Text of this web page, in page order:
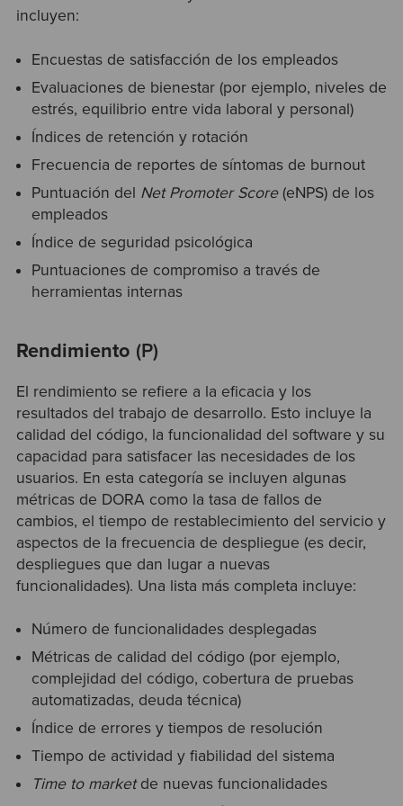
incluyen:
Encuestas de satisfacción de los empleados
Evaluaciones de bienestar (por ejemplo, niveles de
estrés, equilibrio entre vida laboral y personal)
Índices de retención y rotación
Frecuencia de reportes de síntomas de burnout
Puntuación del Net Promoter Score(eNPS) de los
empleados
Índice de seguridad psicológica
Puntuaciones de compromiso a través de
herramientas internas
Rendimiento (P)
El rendimiento se refiere a la eficacia y los
resultados del trabajo de desarrollo. Esto incluye la
calidad del código, la funcionalidad del software y su
capacidad para satisfacer las necesidades de los
usuarios. En esta categoría se incluyen algunas
métricas de DORA como la tasa de fallos de
cambios, el tiempo de restablecimiento del servicio y
aspectos de la frecuencia de despliegue (es decir,
despliegues que dan lugar a nuevas
funcionalidades). Una lista más completa incluye:
Número de funcionalidades desplegadas
Métricas de calidad del código (por ejemplo,
complejidad del código, cobertura de pruebas
automatizadas, deuda técnica)
Índice de errores y tiempos de resolución
Tiempo de actividad y fiabilidad del sistema
Time to marketde nuevas funcionalidades